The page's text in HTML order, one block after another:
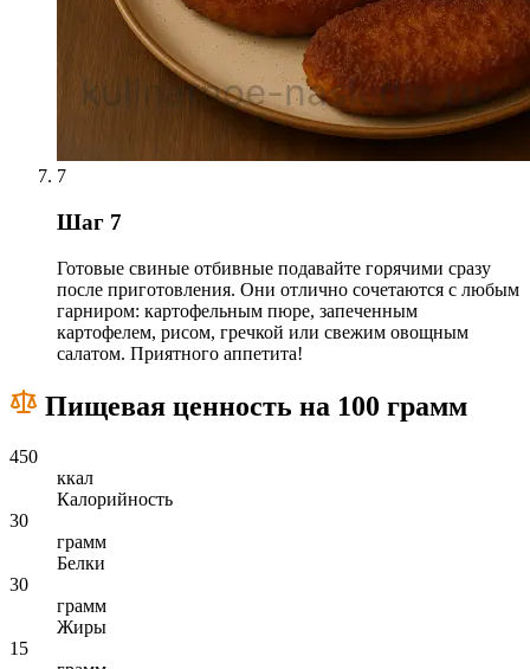
7
Шаг 7
Готовые свиные отбивные подавайте горячими сразу
после приготовления. Они отлично сочетаются с любым
гарниром: картофельным пюре, запеченным
картофелем, рисом, гречкой или свежим овощным
салатом. Приятного аппетита!
Пищевая ценность на 100 грамм
450
ккал
Калорийность
30
грамм
Белки
30
грамм
Жиры
15